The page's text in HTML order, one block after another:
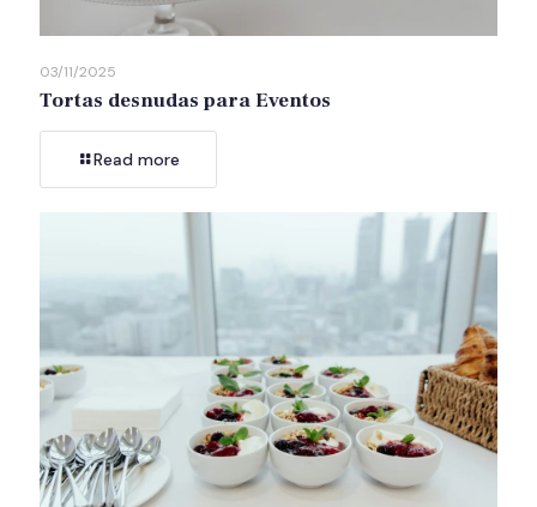
03/11/2025
Tortas desnudas para Eventos
Read more